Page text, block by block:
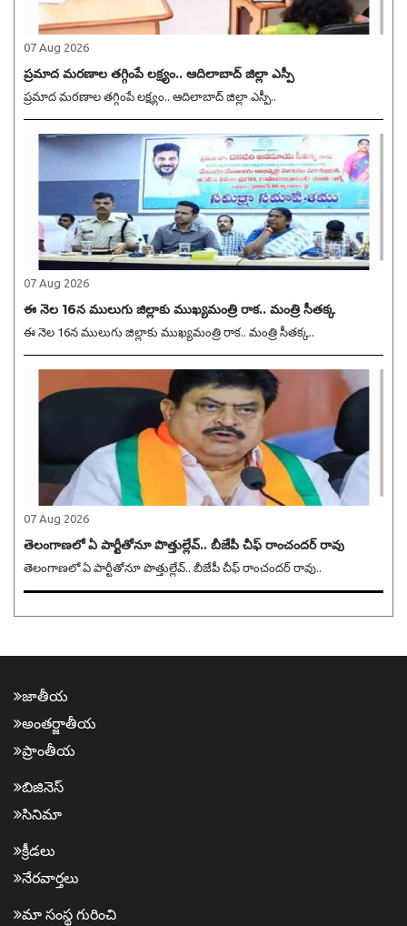
07 Aug 2026
ప్రమాద మరణాల తగ్గింపే లక్ష్యం.. ఆదిలాబాద్ జిల్లా ఎస్పీ
ప్రమాద మరణాల తగ్గింపే లక్ష్యం.. ఆదిలాబాద్ జిల్లా ఎస్పీ..
07 Aug 2026
ఈ నెల 16న ములుగు జిల్లాకు ముఖ్యమంత్రి రాక.. మంత్రి సీతక్క
ఈ నెల 16న ములుగు జిల్లాకు ముఖ్యమంత్రి రాక.. మంత్రి సీతక్క..
07 Aug 2026
తెలంగాణలో ఏ పార్టీతోనూ పొత్తుల్లేవ్.. బీజేపీ చీఫ్ రాంచందర్ రావు
తెలంగాణలో ఏ పార్టీతోనూ పొత్తుల్లేవ్.. బీజేపీ చీఫ్ రాంచందర్ రావు..
జాతీయ
అంత‌ర్జాతీయ
ప్రాంతీయ‌
బిజినెస్
సినిమా
క్రీడ‌లు
నేర‌వార్త‌లు
మా సంస్థ గురించి